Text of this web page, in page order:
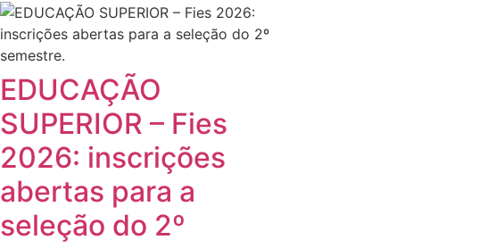
EDUCAÇÃO
SUPERIOR – Fies
2026: inscrições
abertas para a
seleção do 2º